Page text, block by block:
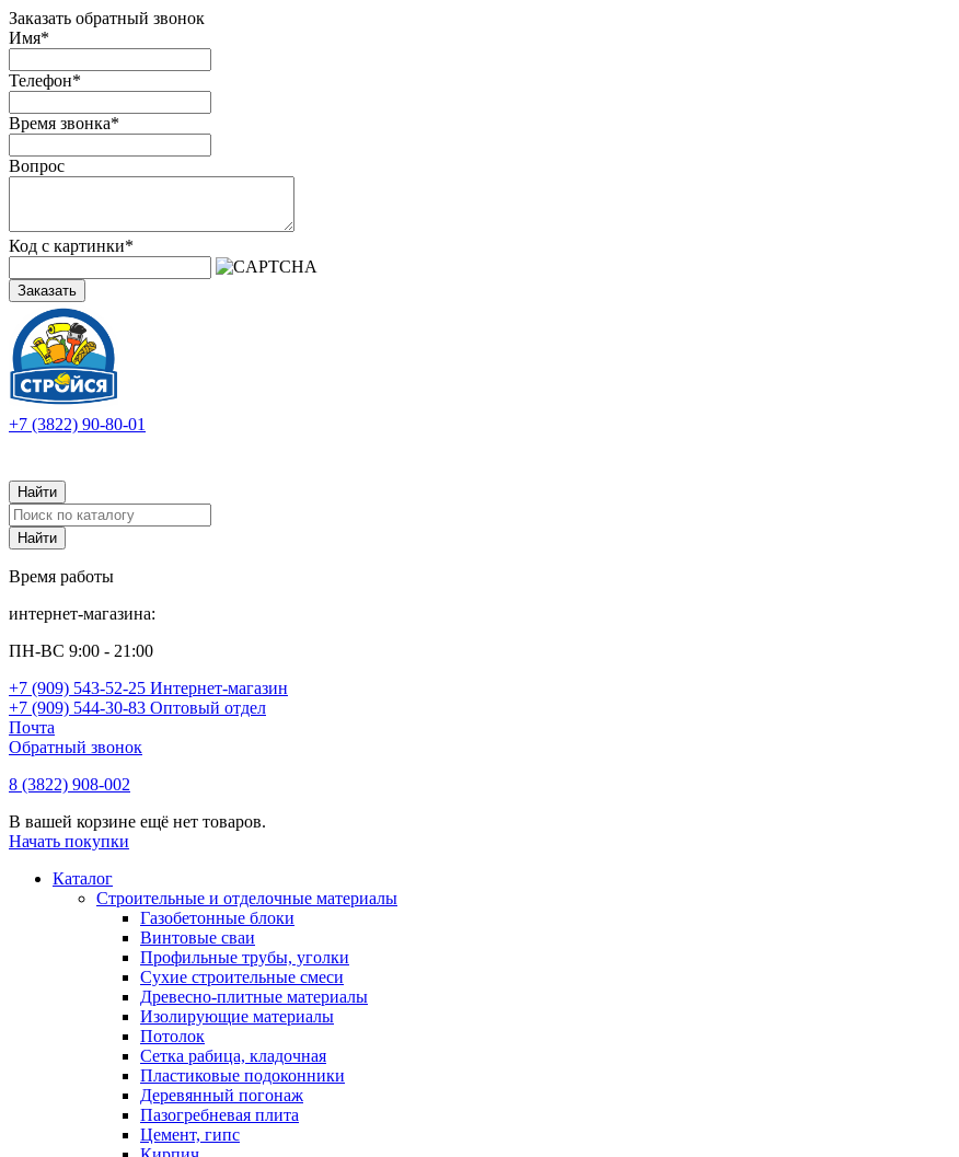
Заказать обратный звонок
Имя*
Телефон*
Время звонка*
Вопрос
Код с картинки*
Заказать
+7 (3822) 90-80-01
Время работы
интернет-магазина:
ПН-ВС 9:00 - 21:00
+7 (909) 543-52-25 Интернет-магазин
+7 (909) 544-30-83 Оптовый отдел
Почта
Обратный звонок
8 (3822) 908-002
В вашей корзине ещё нет товаров.
Начать покупки
Каталог
Строительные и отделочные материалы
Газобетонные блоки
Винтовые сваи
Профильные трубы, уголки
Сухие строительные смеси
Древесно-плитные материалы
Изолирующие материалы
Потолок
Сетка рабица, кладочная
Пластиковые подоконники
Деревянный погонаж
Пазогребневая плита
Цемент, гипс